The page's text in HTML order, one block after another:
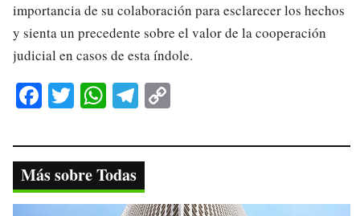
importancia de su colaboración para esclarecer los hechos
y sienta un precedente sobre el valor de la cooperación
judicial en casos de esta índole.
Fa
bo
ok
T
tte
r
W
ts
A
pp
Te
gr
a
m
y
nk
Más sobre Todas